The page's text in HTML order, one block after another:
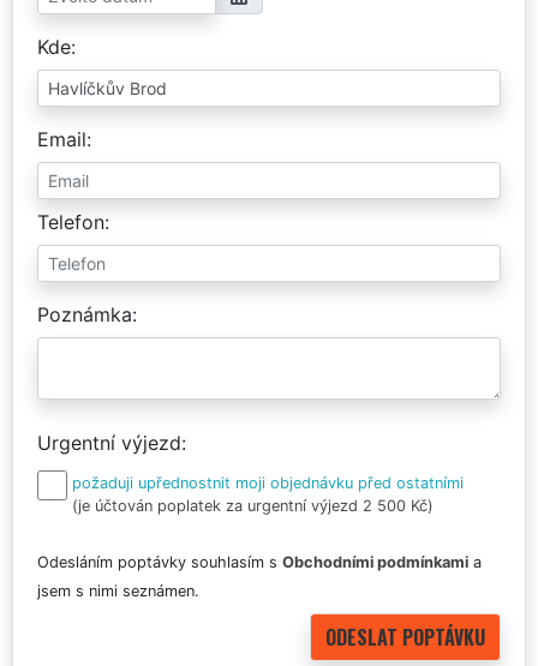
Kde
Email
Telefon
Poznámka
Urgentní výjezd
požaduji upřednostnit moji objednávku před ostatními
(je účtován poplatek za urgentní výjezd 2 500 Kč)
Odesláním poptávky souhlasím s Obchodními podmínkami a
jsem s nimi seznámen.